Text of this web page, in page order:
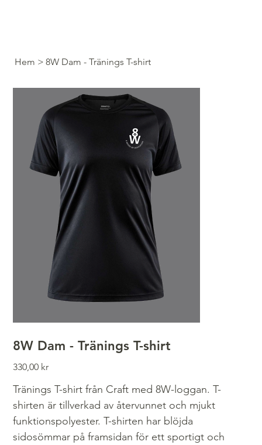
Hem > 8W Dam - Tränings T-shirt
8W Dam - Tränings T-shirt
Pris
330,00 kr
Tränings T-shirt från Craft med 8W-loggan. T-
shirten är tillverkad av återvunnet och mjukt
funktionspolyester. T-shirten har blöjda
sidosömmar på framsidan för ett sportigt och